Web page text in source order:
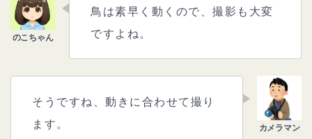
鳥は素早く動くので、撮影も大変
ですよね。
そうですね、動きに合わせて撮り
ます。